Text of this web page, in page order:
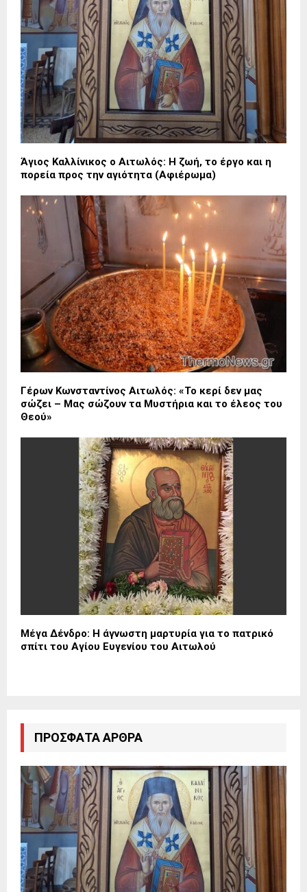
Άγιος Καλλίνικος ο Αιτωλός: Η ζωή, το έργο και η
πορεία προς την αγιότητα (Αφιέρωμα)
Γέρων Κωνσταντίνος Αιτωλός: «Το κερί δεν μας
σώζει – Μας σώζουν τα Μυστήρια και το έλεος του
Θεού»
Μέγα Δένδρο: Η άγνωστη μαρτυρία για το πατρικό
σπίτι του Αγίου Ευγενίου του Αιτωλού
ΠΡΌΣΦΑΤΑ ΆΡΘΡΑ